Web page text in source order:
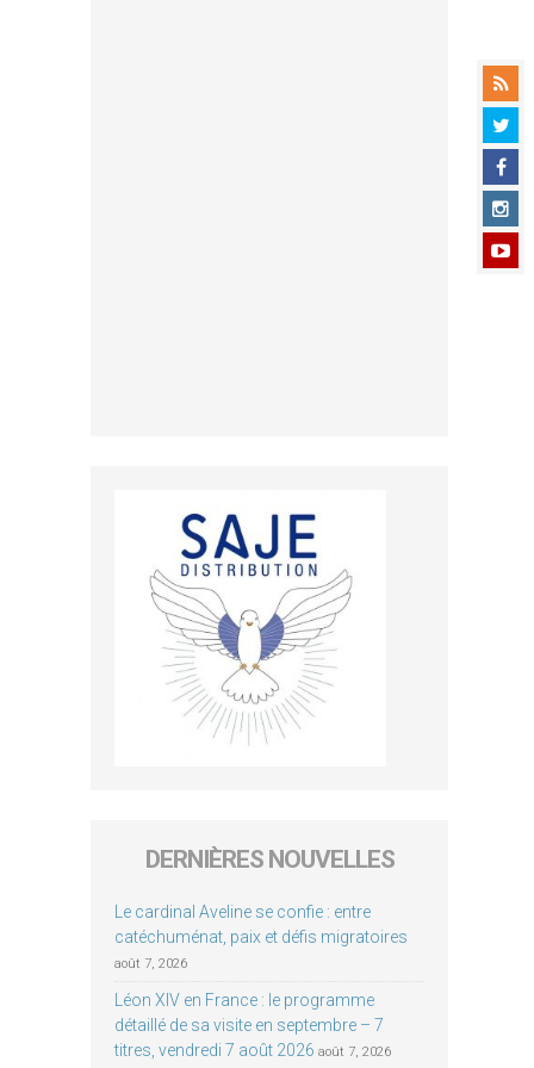
DERNIÈRES NOUVELLES
Le cardinal Aveline se confie : entre
catéchuménat, paix et défis migratoires
août 7, 2026
Léon XIV en France : le programme
détaillé de sa visite en septembre – 7
titres, vendredi 7 août 2026 août 7, 2026